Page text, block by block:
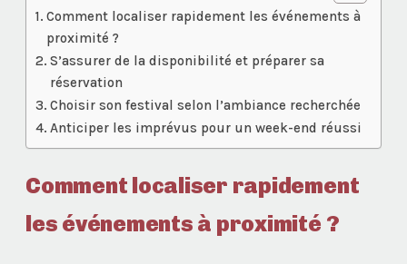
Comment localiser rapidement les événements à
proximité ?
S’assurer de la disponibilité et préparer sa
réservation
Choisir son festival selon l’ambiance recherchée
Anticiper les imprévus pour un week-end réussi
Comment localiser rapidement
les événements à proximité ?